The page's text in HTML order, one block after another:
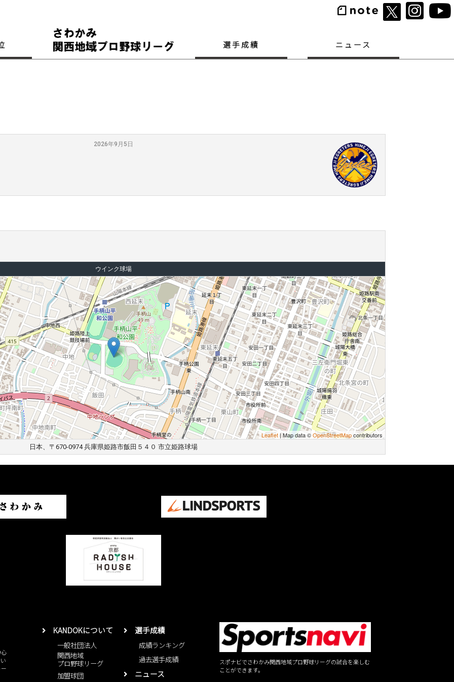
選手成績 ニュース
2026年9月5日
ウインク球場
Leaflet| Map data ©OpenStreetMapcontributors
日本、〒670-0974 兵庫県姫路市飯田５４０ 市立姫路球場
KANDOKについて
一般社団法人
関西地域
プロ野球リーグ
加盟球団
選手成績
成績ランキング
過去選手成績
ニュース
スポナビでさわかみ関西地域プロ野球リーグの試合を楽しむ
ことができます。